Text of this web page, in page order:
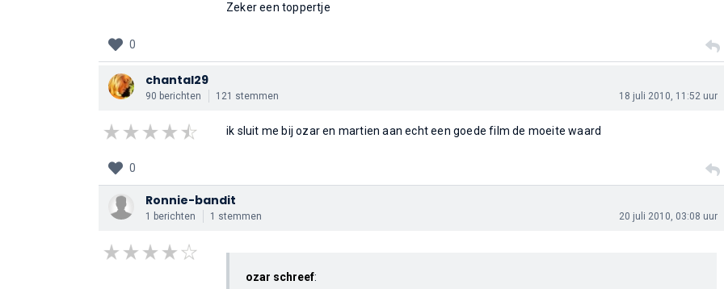
Zeker een toppertje
0
chantal29
90 berichten 121 stemmen 18 juli 2010, 11:52 uur
ik sluit me bij ozar en martien aan echt een goede film de moeite waard
0
Ronnie-bandit
1 berichten 1 stemmen 20 juli 2010, 03:08 uur
ozar schreef: